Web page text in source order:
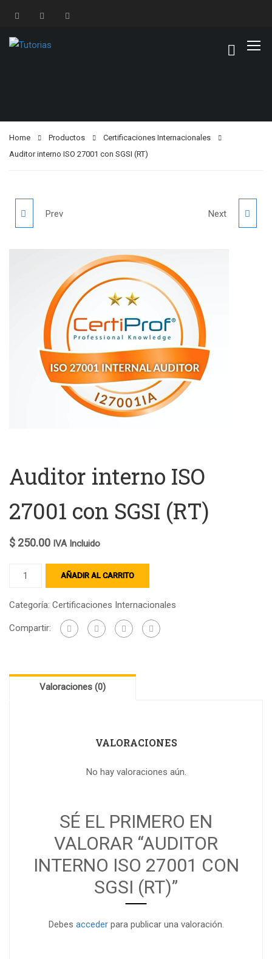
Home Productos
Certificaciones Internacionales
Auditor interno ISO 27001 con SGSI (RT)
PROGRAMA DE
INFORMÁTICA
Prev BPM & HACCP (RT)
Next
Auditor interno ISO
27001 con SGSI (RT)
$ 250.00 IVA Incluido
AÑADIR AL CARRITO
Categoría: Certificaciones Internacionales
Compartir:
Valoraciones (0)
VALORACIONES
No hay valoraciones aún.
SÉ EL PRIMERO EN
VALORAR “AUDITOR
INTERNO ISO 27001 CON
SGSI (RT)”
Debes accederpara publicar una valoración.